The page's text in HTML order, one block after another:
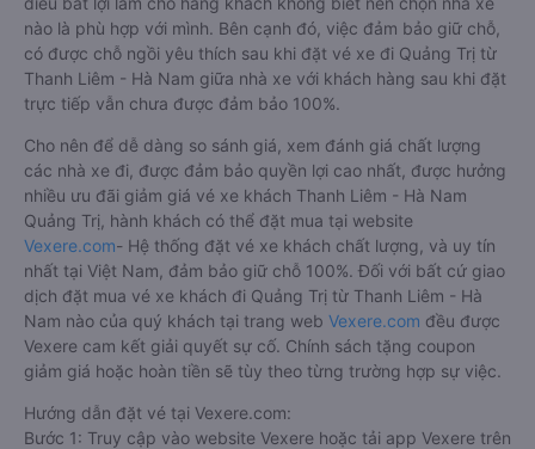
nào là phù hợp với mình. Bên cạnh đó, việc đảm bảo giữ chỗ,
có được chỗ ngồi yêu thích sau khi đặt vé xe đi Quảng Trị từ
Thanh Liêm - Hà Nam giữa nhà xe với khách hàng sau khi đặt
trực tiếp vẫn chưa được đảm bảo 100%.
Cho nên để dễ dàng so sánh giá, xem đánh giá chất lượng
các nhà xe đi, được đảm bảo quyền lợi cao nhất, được hưởng
nhiều ưu đãi giảm giá vé xe khách Thanh Liêm - Hà Nam
Quảng Trị, hành khách có thể đặt mua tại website
Vexere.com- Hệ thống đặt vé xe khách chất lượng, và uy tín
nhất tại Việt Nam, đảm bảo giữ chỗ 100%. Đối với bất cứ giao
dịch đặt mua vé xe khách đi Quảng Trị từ Thanh Liêm - Hà
Nam nào của quý khách tại trang web Vexere.com đều được
Vexere cam kết giải quyết sự cố. Chính sách tặng coupon
giảm giá hoặc hoàn tiền sẽ tùy theo từng trường hợp sự việc.
Hướng dẫn đặt vé tại Vexere.com:
Bước 1: Truy cập vào website Vexere hoặc tải app Vexere trên